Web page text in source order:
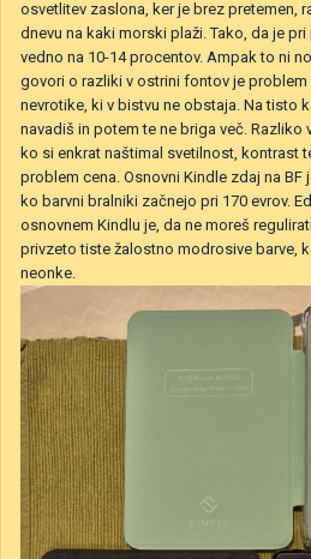
osvetlitev zaslona, ker je brez pretemen,
dnevu na kaki morski plaži. Tako, da je
vedno na 10-14 procentov. Ampak to ni
govori o razliki v ostrini fontov je
nevrotike, ki v bistvu ne obstaja. Na tisto
navadiš in potem te ne briga več.
ko si enkrat naštimal svetilnost, kontrast
problem cena. Osnovni Kindle zdaj na BF
ko barvni bralniki začnejo pri 170 evrov.
osnovnem Kindlu je, da ne moreš
privzeto tiste žalostno modrosive barve,
neonke.